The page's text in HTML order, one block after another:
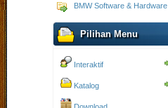
BMW Software & Hardware
Pilihan Menu
Interaktif
Katalog